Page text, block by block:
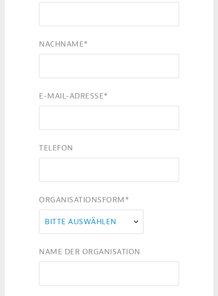
NACHNAME*
E-MAIL-ADRESSE*
TELEFON
ORGANISATIONSFORM *
BITTE AUSWÄHLEN
NAME DER ORGANISATION